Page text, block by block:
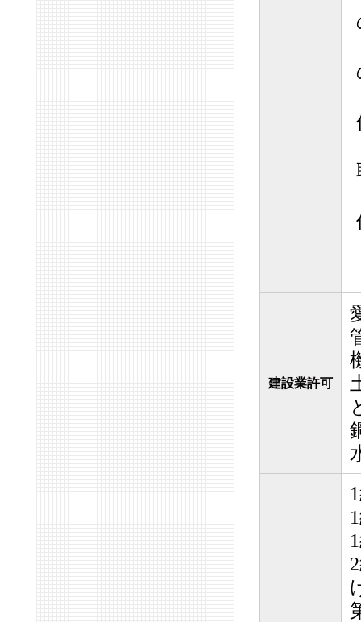
建設業許可